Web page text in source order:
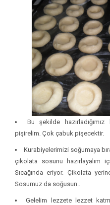
Bu şekilde
pişirelim. Çok çabuk pişecektir.
Kurabiyelerimizi soğumaya
çikolata sosunu hazırlayalım
Sıcağında eriyor. Çikolata
Sosumuz da soğusun..
Gelelim lezzete lezzet